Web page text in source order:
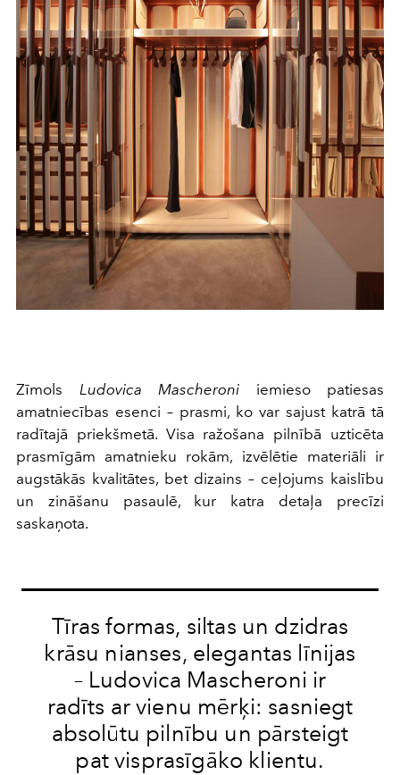
Zīmols Ludovica Mascheroni iemieso patiesas
amatniecības esenci – prasmi, ko var sajust katrā tā
radītajā priekšmetā. Visa ražošana pilnībā uzticēta
prasmīgām amatnieku rokām, izvēlētie materiāli ir
augstākās kvalitātes, bet dizains – ceļojums kaislību
un zināšanu pasaulē, kur katra detaļa precīzi
saskaņota.
Tīras formas, siltas un dzidras
krāsu nianses, elegantas līnijas
– Ludovica Mascheroni ir
radīts ar vienu mērķi: sasniegt
absolūtu pilnību un pārsteigt
pat visprasīgāko klientu.